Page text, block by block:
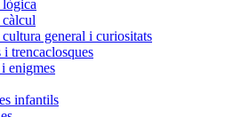
lògica
càlcul
cultura general i curiositats
i trencaclosques
enigmes
infantils